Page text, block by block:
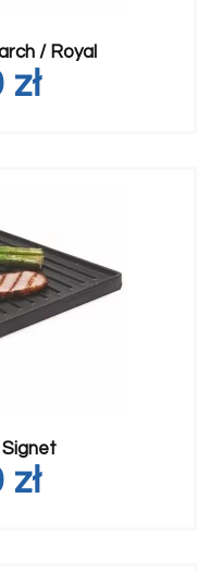
/ Royal
zł
Signet
zł